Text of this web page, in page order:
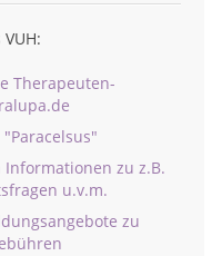
Therapeuten-
Informationen zu z.B.
u.v.m.
zu